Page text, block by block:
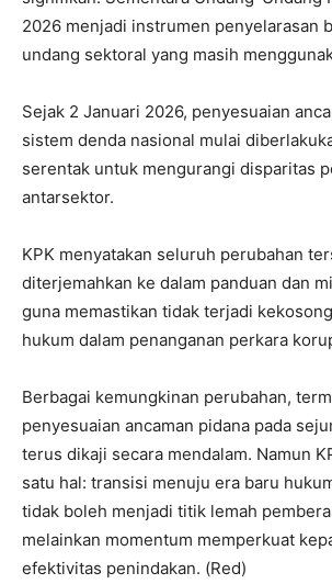
2026 menjadi instrumen penyelarasan
undang sektoral yang masih
Sejak 2 Januari 2026, penyesuaian
sistem denda nasional mulai
serentak untuk mengurangi disparitas
antarsektor.
KPK menyatakan seluruh perubahan
diterjemahkan ke dalam panduan dan
guna memastikan tidak terjadi
hukum dalam penanganan perkara
Berbagai kemungkinan perubahan,
penyesuaian ancaman pidana pada
terus dikaji secara mendalam. Namun
satu hal: transisi menuju era baru
tidak boleh menjadi titik lemah
melainkan momentum memperkuat
efektivitas penindakan. (Red)